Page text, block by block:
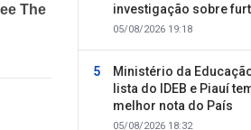
investigação sobre
motocicletas
05/08/2026 19:18
Ministério da
lista do IDEB e Piauí
melhor nota do País
05/08/2026 18:32